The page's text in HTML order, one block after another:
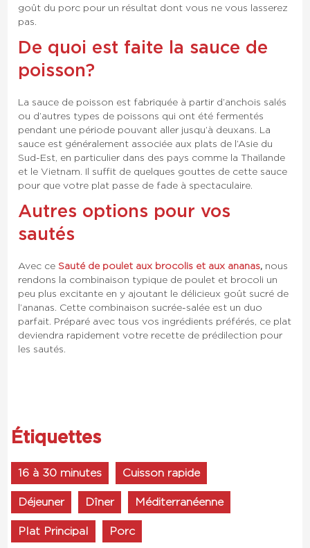
goût du porc pour un résultat dont vous ne vous lasserez
pas.
De quoi est faite la sauce de
poisson?
La sauce de poisson est fabriquée à partir d’anchois salés
ou d’autres types de poissons qui ont été fermentés
pendant une période pouvant aller jusqu’à deux ans. La
sauce est généralement associée aux plats de l’Asie du
Sud-Est, en particulier dans des pays comme la Thaïlande
et le Vietnam. Il suffit de quelques gouttes de cette sauce
pour que votre plat passe de fade à spectaculaire.
Autres options pour vos
sautés
Avec ce Sauté de poulet aux brocolis et aux ananas, nous
rendons la combinaison typique de poulet et brocoli un
peu plus excitante en y ajoutant le délicieux goût sucré de
l’ananas. Cette combinaison sucrée-salée est un duo
parfait. Préparé avec tous vos ingrédients préférés, ce plat
deviendra rapidement votre recette de prédilection pour
les sautés.
Étiquettes
16 à 30 minutes Cuisson rapide
Déjeuner Dîner Méditerranéenne
Plat Principal Porc